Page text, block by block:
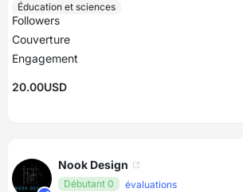
Éducation et sciences
Followers
Couverture
Engagement
20.00USD
Nook Design
Débutant 0 évaluations